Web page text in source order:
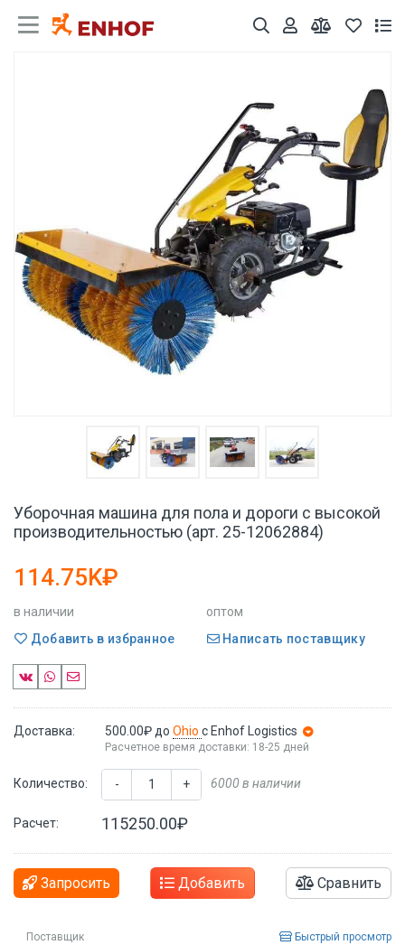
Уборочная машина для пола и дороги с высокой
производительностью (арт. 25-12062884)
114.75K₽
в наличии
оптом
Добавить в избранное
Написать поставщику
Доставка: 500.00₽ до Ohio с Enhof Logistics
Расчетное время доставки: 18-25 дней
Количество: - + 6000 в наличии
Расчет: 115250.00₽
Запросить Добавить Сравнить
Поставщик Быстрый просмотр